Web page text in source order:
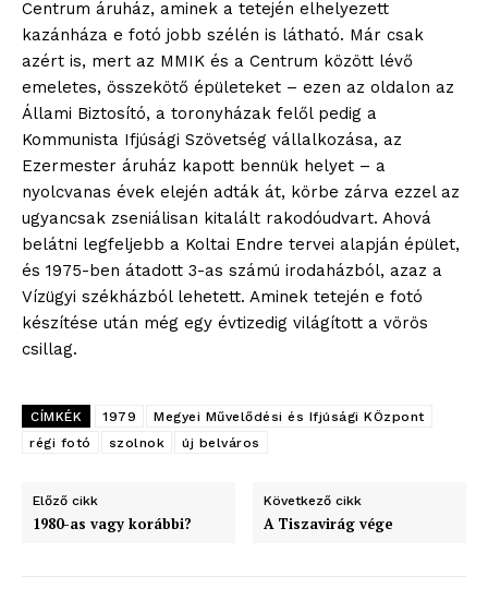
blogSZOLNOK
szubjektív élményportál
Centrum áruház, aminek a tetején elhelyezett
kazánháza e fotó jobb szélén is látható. Már csak
azért is, mert az MMIK és a Centrum között lévő
emeletes, összekötő épületeket – ezen az oldalon az
Állami Biztosító, a toronyházak felől pedig a
Kommunista Ifjúsági Szövetség vállalkozása, az
Ezermester áruház kapott bennük helyet – a
nyolcvanas évek elején adták át, körbe zárva ezzel az
ugyancsak zseniálisan kitalált rakodóudvart. Ahová
belátni legfeljebb a Koltai Endre tervei alapján épület,
és 1975-ben átadott 3-as számú irodaházból, azaz a
Vízügyi székházból lehetett. Aminek tetején e fotó
készítése után még egy évtizedig világított a vörös
csillag.
CÍMKÉK 1979
Megyei Művelődési és Ifjúsági KÖzpont
régi fotó
szolnok új belváros
Előző cikk
1980-as vagy korábbi?
Következő cikk
A Tiszavirág vége